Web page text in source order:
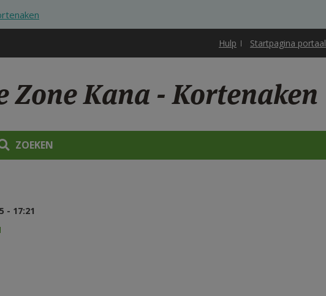
Hulp Startpagina portaal
Zone Kana - Kortenaken
ZOEKEN
- 17:21